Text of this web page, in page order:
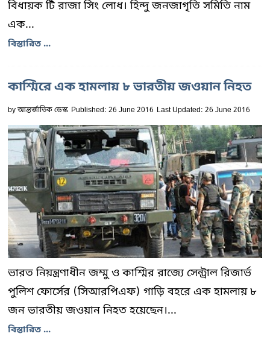
বিধায়ক টি রাজা সিং লোধ। হিন্দু জনজাগৃতি সমিতি নাম
এক...
বিস্তারিত ...
কাশ্মিরে এক হামলায় ৮ ভারতীয় জওয়ান নিহত
byআন্তর্জাতিক ডেস্ক Published: 26 June 2016 Last Updated: 26 June 2016
ভারত নিয়ন্ত্রণাধীন জম্মু ও কাশ্মির রাজ্যে সেন্ট্রাল রিজার্ভ
পুলিশ ফোর্সের (সিআরপিএফ) গাড়ি বহরে এক হামলায় ৮
জন ভারতীয় জওয়ান নিহত হয়েছেন।...
বিস্তারিত ...